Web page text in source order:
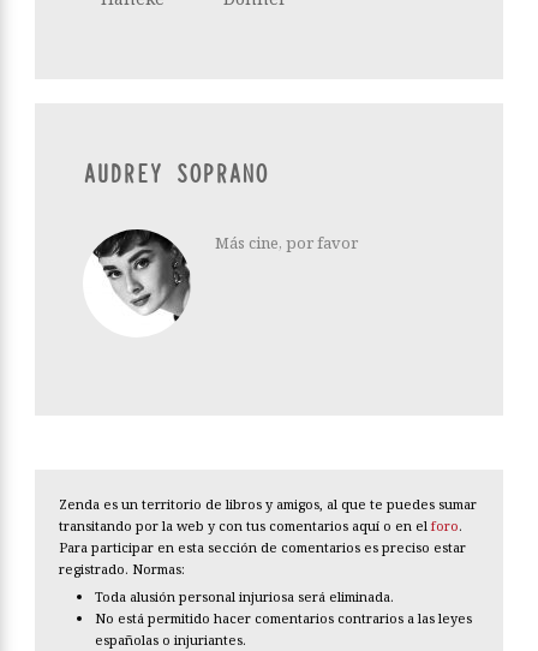
AUDREY SOPRANO
Más cine, por favor
Zenda es un territorio de libros y amigos, al que te puedes sumar
transitando por la web y con tus comentarios aquí o en el foro.
Para participar en esta sección de comentarios es preciso estar
registrado. Normas:
Toda alusión personal injuriosa será eliminada.
No está permitido hacer comentarios contrarios a las leyes
españolas o injuriantes.